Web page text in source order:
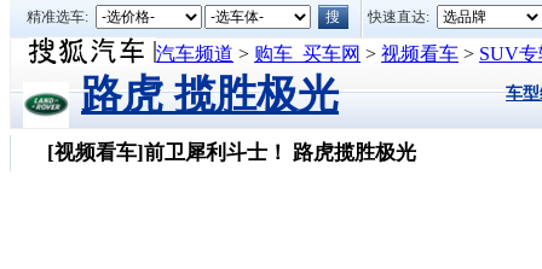
精准选车: 快速直达:
汽车频道 > 购车_买车网 > 视频看车 > SUV
车
路虎 揽胜极光
[视频看车]前卫犀利斗士！ 路虎揽胜极光